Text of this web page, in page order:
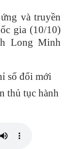
và truyền
gia (10/10)
Long Minh
số đổi mới
thủ tục hành